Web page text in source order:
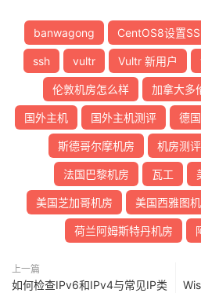
banwagong CentOS8设置
ssh vultr Vultr 新用户
伦敦机房怎么样 加拿大多
国外主机 国外主机测评 德
斯德哥尔摩机房 机房测评
法国巴黎机房 瓦工
美国芝加哥机房 美国西雅图
荷兰阿姆斯特丹机房
上一篇
如何检查IPv6和IPv4与常见IP类